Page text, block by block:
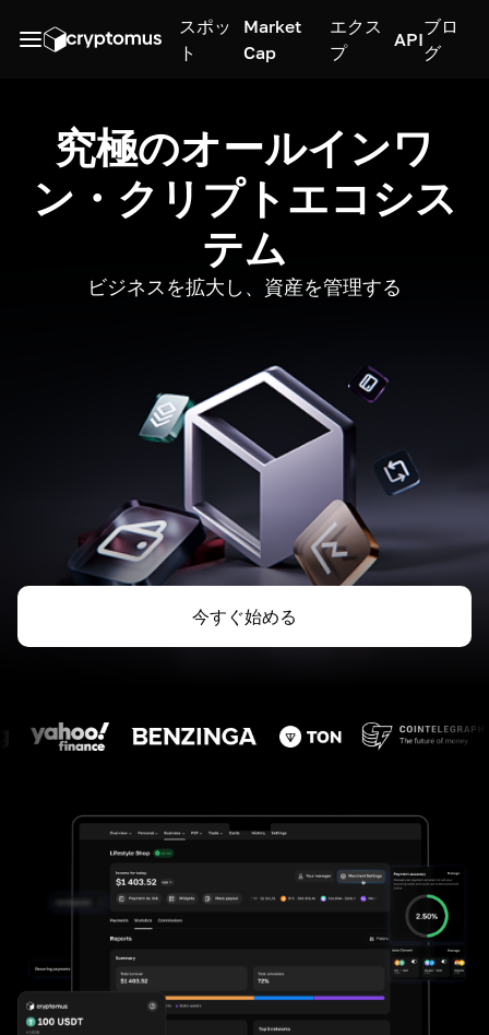
スポッ
ト
Market
Cap
エクス
プ
API
ブロ
グ
究極のオールインワ
ン・クリプトエコシス
テム
ビジネスを拡大し、資産を管理する
今すぐ始める